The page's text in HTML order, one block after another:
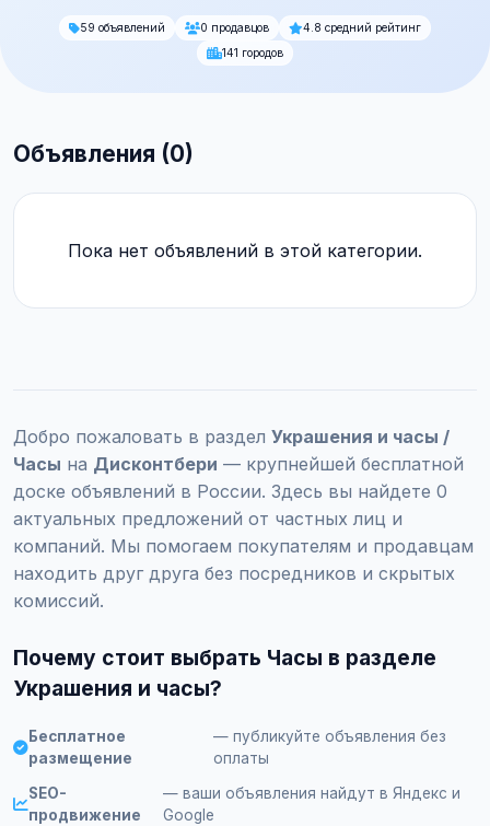
59 объявлений 0 продавцов
4.8 средний рейтинг
141 городов
Объявления (0)
Пока нет объявлений в этой категории.
Добро пожаловать в раздел Украшения и часы /
Часы на Дисконтбери — крупнейшей бесплатной
доске объявлений в России. Здесь вы найдете 0
актуальных предложений от частных лиц и
компаний. Мы помогаем покупателям и продавцам
находить друг друга без посредников и скрытых
комиссий.
Почему стоит выбрать Часы в разделе
Украшения и часы?
Бесплатное
размещение
— публикуйте объявления без
оплаты
SEO-
продвижение
— ваши объявления найдут в Яндекс и
Google